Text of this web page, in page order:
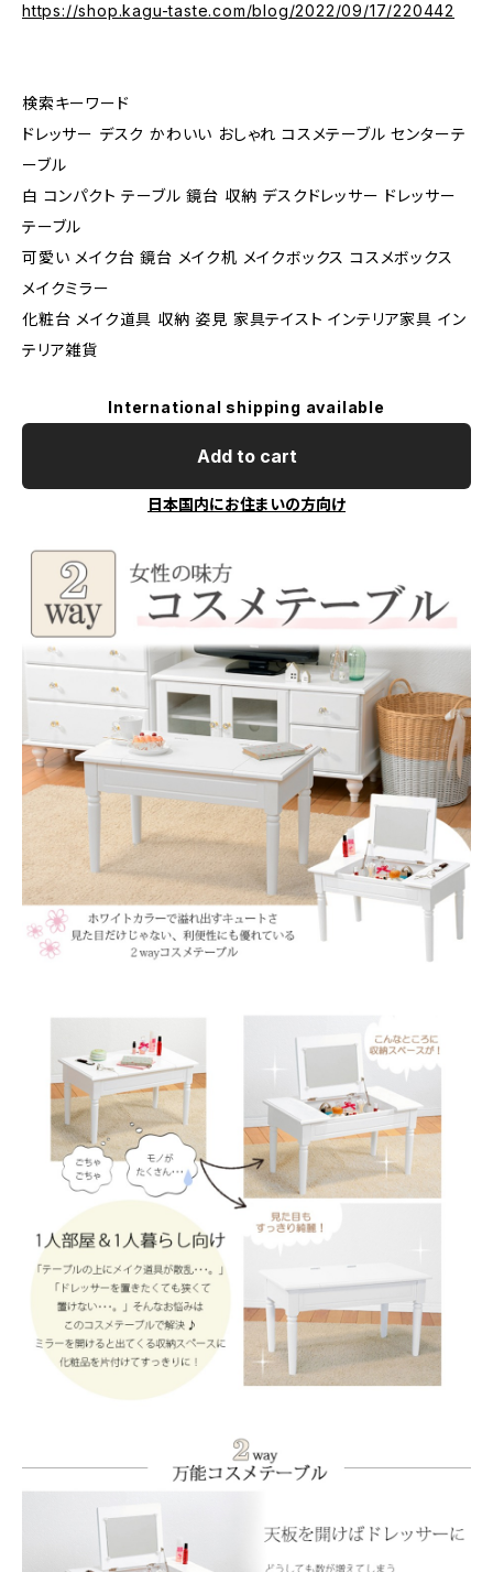
https://shop.kagu-taste.com/blog/2022/09/17/220442
検索キーワード
ドレッサー デスク かわいい おしゃれ コスメテーブル センターテ
ーブル
白 コンパクト テーブル 鏡台 収納 デスクドレッサー ドレッサー
テーブル
可愛い メイク台 鏡台 メイク机 メイクボックス コスメボックス
メイクミラー
化粧台 メイク道具 収納 姿見 家具テイスト インテリア家具 イン
テリア雑貨
International shipping available
Add to cart
日本国内にお住まいの方向け